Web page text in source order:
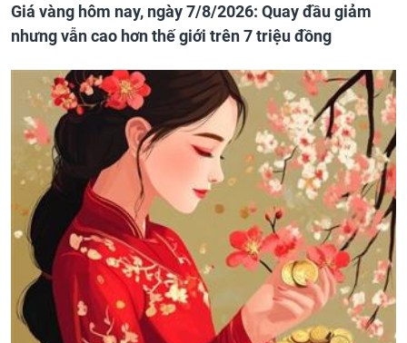
Giá vàng hôm nay, ngày 7/8/2026: Quay đầu giảm
nhưng vẫn cao hơn thế giới trên 7 triệu đồng